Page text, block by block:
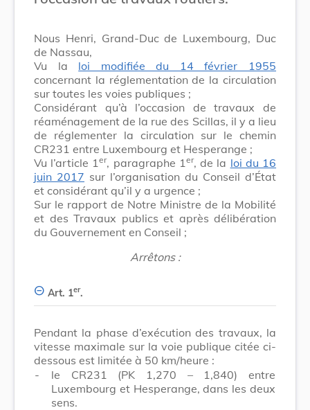
Nous Henri, Grand-Duc de Luxembourg, Duc
de Nassau,
Vu la loi modifiée du 14 février 1955
concernant la réglementation de la circulation
sur toutes les voies publiques ;
Considérant qu’à l’occasion de travaux de
réaménagement de la rue des Scillas, il y a lieu
de réglementer la circulation sur le chemin
CR231 entre Luxembourg et Hesperange ;
Vu l’article 1er, paragraphe 1 er, de la loi du 16
juin 2017 sur l’organisation du Conseil d’État
et considérant qu’il y a urgence ;
Sur le rapport de Notre Ministre de la Mobilité
et des Travaux publics et après délibération
du Gouvernement en Conseil ;
Arrêtons :
Art. 1er.
Pendant la phase d’exécution des travaux, la
vitesse maximale sur la voie publique citée ci-
dessous est limitée à 50 km/heure :
-
le CR231 (PK 1,270 – 1,840) entre
Luxembourg et Hesperange, dans les deux
sens.